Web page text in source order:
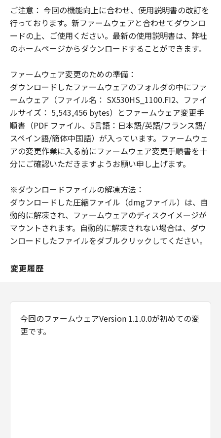
NOTICE
"The Software is a ""commercial item,""
as that term is defined at 48 C.F.R. 2.101
(Oct 1995), consisting of ""commercial
computer software documentation,"" as
such terms are used in 48 C.F.R. 12.212
(Sept 1995).
Consistent with 48 C.F.R. 12.212 and 48
C.F.R. 227.7202-1 through 227.7202-4
(June 1995), all U.S. Government End
Users shall acquire the Software with
only those rights set forth herein.
Shimomaruko 3-chome, Ohta-ku, Tokyo
146-8501, Japan.
本条項中で使用される"the Software"と
は、「本契約」中で定義される「許諾ソフ
トウェア」を意味し、指し示すものとしま
分離可能性
するものとします。
ご注意： 今回の機能向上に合わせ、使用説明書の改訂を
行っております。新ファームウェアと合わせてダウンロ
ードの上、ご使用ください。最新の使用説明書は、弊社
のホームページからダウンロードすることができます。
ファームウェア変更のための準備：
ダウンロードしたファームウェアのフォルダの中にファ
ームウェア（ファイル名： SX530HS_1100.FI2、ファイ
ルサイズ： 5,543,456 bytes）とファームウェア変更手
順書（PDF ファイル、5言語：日本語/英語/フランス語/
スペイン語/簡体中国語）が入っています。ファームウェ
アの変更作業に入る前にファームウェア変更手順書を十
分にご確認いただきますようお願い申し上げます。
※ダウンロードファイルの解凍方法：
ダウンロードした圧縮ファイル（dmgファイル）は、自
動的に解凍され、ファームウェアのディスクイメージが
マウントされます。自動的に解凍されない場合は、ダウ
ンロードしたファイルをダブルクリックしてください。
変更履歴
今回のファームウェアVersion 1.1.0.0が初めての変
更です。